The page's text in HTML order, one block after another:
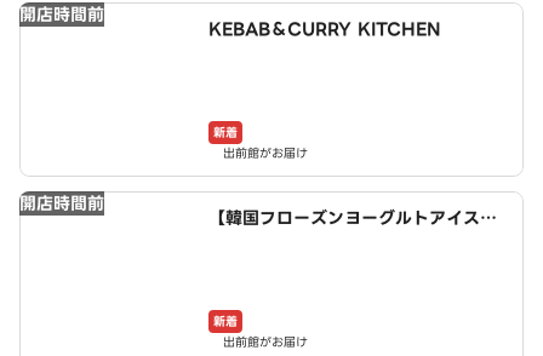
開店時間前
KEBAB＆CURRY KITCHEN
新着
出前館がお届け
開店時間前
【韓国フローズンヨーグルトアイスボ
新着
出前館がお届け